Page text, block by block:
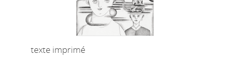
texte imprimé